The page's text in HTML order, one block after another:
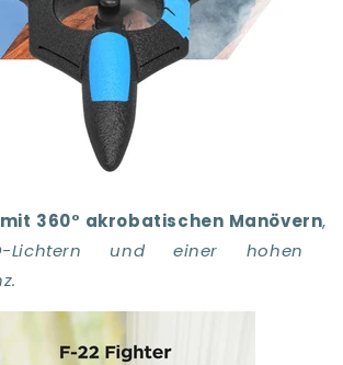
mit 360° akrobatischen Manövern,
Lichtern und einer hohen